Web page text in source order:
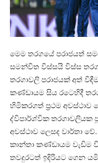
මෙම තරගයේ පරාජයත්
සමන්විත විස්සයි විස්ස
තරගාවලි පරාජයක් අත්
කණ්ඩායම සිය රටෙහිදී
හිමිකරගත් ප්‍රථම
ද්විපාර්ශ්වික
අවස්ථාව ලෙසද වාර්තා
කාන්තා කණ්ඩායම වැඩිම
තවදුරටත් ඉදිරියට ගෙන